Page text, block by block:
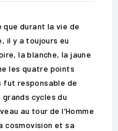
que durant la vie de
il y a toujours eu
la blanche, la jaune
les quatre points
fut responsable de
cycles du
au tour de l'Homme
cosmovision et sa